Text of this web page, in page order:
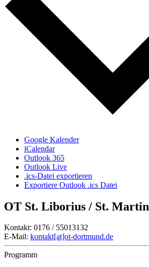
Google Kalender
iCalendar
Outlook 365
Outlook Live
.ics-Datei exportieren
Exportiere Outlook .ics Datei
OT St. Liborius / St. Martin
Kontakt: 0176 / 55013132
E-Mail: kontakt[at]ot-dortmund.de
Programm